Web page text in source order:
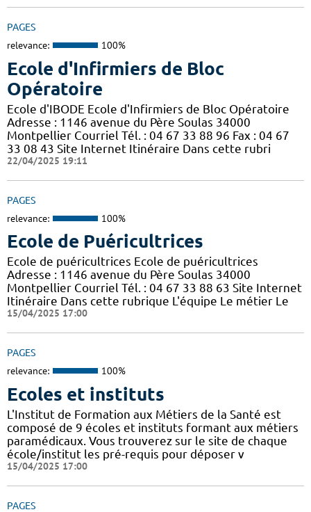
PAGES
relevance: 100%
Ecole d'Infirmiers de Bloc
Opératoire
Ecole d'IBODE Ecole d'Infirmiers de Bloc Opératoire
Adresse : 1146 avenue du Père Soulas 34000
Montpellier Courriel Tél. : 04 67 33 88 96 Fax : 04 67
33 08 43 Site Internet Itinéraire Dans cette rubri
22/04/2025 19:11
PAGES
relevance: 100%
Ecole de Puéricultrices
Ecole de puéricultrices Ecole de puéricultrices
Adresse : 1146 avenue du Père Soulas 34000
Montpellier Courriel Tél. : 04 67 33 88 63 Site Internet
Itinéraire Dans cette rubrique L'équipe Le métier Le
15/04/2025 17:00
PAGES
relevance: 100%
Ecoles et instituts
L'Institut de Formation aux Métiers de la Santé est
composé de 9 écoles et instituts formant aux métiers
paramédicaux. Vous trouverez sur le site de chaque
école/institut les pré-requis pour déposer v
15/04/2025 17:00
PAGES